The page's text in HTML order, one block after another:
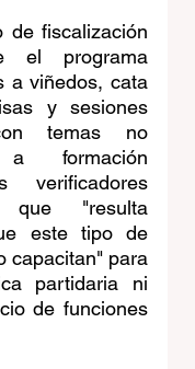
de fiscalización
el programa
a viñedos, cata
y sesiones
temas no
a formación
verificadores
que "resulta
este tipo de
capacitan" para
partidaria ni
de funciones